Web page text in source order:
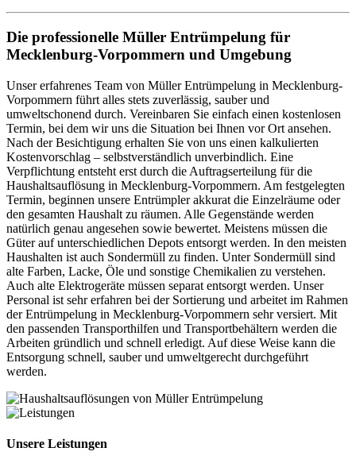
Die professionelle Müller Entrümpelung für
Mecklenburg-Vorpommern und Umgebung
Unser erfahrenes Team von Müller Entrümpelung in Mecklenburg-
Vorpommern führt alles stets zuverlässig, sauber und
umweltschonend durch. Vereinbaren Sie einfach einen kostenlosen
Termin, bei dem wir uns die Situation bei Ihnen vor Ort ansehen.
Nach der Besichtigung erhalten Sie von uns einen kalkulierten
Kostenvorschlag – selbstverständlich unverbindlich. Eine
Verpflichtung entsteht erst durch die Auftragserteilung für die
Haushaltsauflösung in Mecklenburg-Vorpommern. Am festgelegten
Termin, beginnen unsere Entrümpler akkurat die Einzelräume oder
den gesamten Haushalt zu räumen. Alle Gegenstände werden
natürlich genau angesehen sowie bewertet. Meistens müssen die
Güter auf unterschiedlichen Depots entsorgt werden. In den meisten
Haushalten ist auch Sondermüll zu finden. Unter Sondermüll sind
alte Farben, Lacke, Öle und sonstige Chemikalien zu verstehen.
Auch alte Elektrogeräte müssen separat entsorgt werden. Unser
Personal ist sehr erfahren bei der Sortierung und arbeitet im Rahmen
der Entrümpelung in Mecklenburg-Vorpommern sehr versiert. Mit
den passenden Transporthilfen und Transportbehältern werden die
Arbeiten gründlich und schnell erledigt. Auf diese Weise kann die
Entsorgung schnell, sauber und umweltgerecht durchgeführt
werden.
Unsere Leistungen